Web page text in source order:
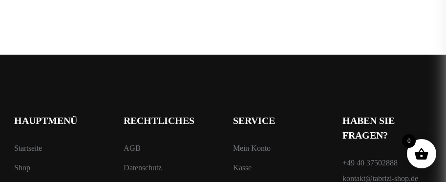
HAUPTMENÜ
Startseite
Shop
RECHTLICHES
AGB
Datenschutz
SERVICE
Mein Konto
Kasse
HABEN SIE
FRAGEN?
+49 40 37502888
kontakt@tabrizi-shop.de
0